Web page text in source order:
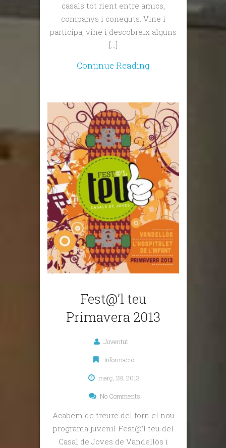
casals tot rient entre amics,
companys i coneguts. Vine i
participa, vine i descobreix alguns
[…]
Continue Reading
Fest@’l teu
Primavera 2013
Joventut
Informació
març, 28, 2013
No Comments
Acabem de treure del forn el nou
programa juvenil Fest@’l teu del
Casal de Joves de Vandellòs i